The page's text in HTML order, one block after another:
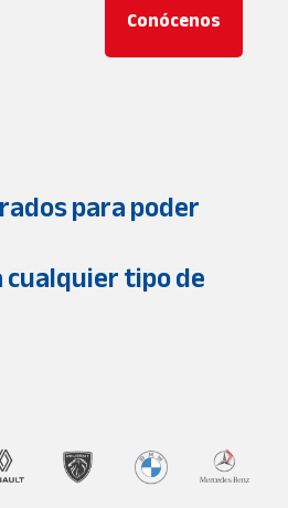
Conócenos
para poder
tipo de